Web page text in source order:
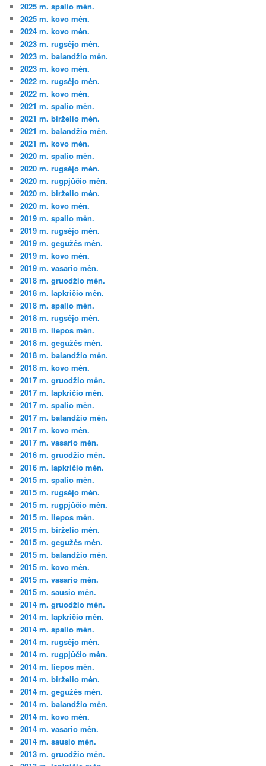
2025 m. spalio mėn.
2025 m. kovo mėn.
2024 m. kovo mėn.
2023 m. rugsėjo mėn.
2023 m. balandžio mėn.
2023 m. kovo mėn.
2022 m. rugsėjo mėn.
2022 m. kovo mėn.
2021 m. spalio mėn.
2021 m. birželio mėn.
2021 m. balandžio mėn.
2021 m. kovo mėn.
2020 m. spalio mėn.
2020 m. rugsėjo mėn.
2020 m. rugpjūčio mėn.
2020 m. birželio mėn.
2020 m. kovo mėn.
2019 m. spalio mėn.
2019 m. rugsėjo mėn.
2019 m. gegužės mėn.
2019 m. kovo mėn.
2019 m. vasario mėn.
2018 m. gruodžio mėn.
2018 m. lapkričio mėn.
2018 m. spalio mėn.
2018 m. rugsėjo mėn.
2018 m. liepos mėn.
2018 m. gegužės mėn.
2018 m. balandžio mėn.
2018 m. kovo mėn.
2017 m. gruodžio mėn.
2017 m. lapkričio mėn.
2017 m. spalio mėn.
2017 m. balandžio mėn.
2017 m. kovo mėn.
2017 m. vasario mėn.
2016 m. gruodžio mėn.
2016 m. lapkričio mėn.
2015 m. spalio mėn.
2015 m. rugsėjo mėn.
2015 m. rugpjūčio mėn.
2015 m. liepos mėn.
2015 m. birželio mėn.
2015 m. gegužės mėn.
2015 m. balandžio mėn.
2015 m. kovo mėn.
2015 m. vasario mėn.
2015 m. sausio mėn.
2014 m. gruodžio mėn.
2014 m. lapkričio mėn.
2014 m. spalio mėn.
2014 m. rugsėjo mėn.
2014 m. rugpjūčio mėn.
2014 m. liepos mėn.
2014 m. birželio mėn.
2014 m. gegužės mėn.
2014 m. balandžio mėn.
2014 m. kovo mėn.
2014 m. vasario mėn.
2014 m. sausio mėn.
2013 m. gruodžio mėn.